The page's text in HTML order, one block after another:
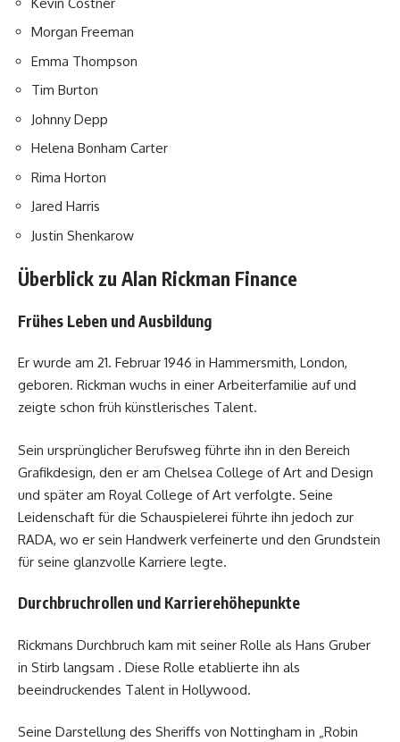
Morgan Freeman
Emma Thompson
Tim Burton
Johnny Depp
Helena Bonham Carter
Rima Horton
Jared Harris
Justin Shenkarow
Überblick zu Alan Rickman Finance
Frühes Leben und Ausbildung
Er wurde am 21. Februar 1946 in Hammersmith, London,
geboren. Rickman wuchs in einer Arbeiterfamilie auf und
zeigte schon früh künstlerisches Talent.
Sein ursprünglicher Berufsweg führte ihn in den Bereich
Grafikdesign, den er am Chelsea College of Art and Design
und später am Royal College of Art verfolgte. Seine
Leidenschaft für die Schauspielerei führte ihn jedoch zur
RADA, wo er sein Handwerk verfeinerte und den Grundstein
für seine glanzvolle Karriere legte.
Durchbruchrollen und Karrierehöhepunkte
Rickmans Durchbruch kam mit seiner Rolle als Hans Gruber
in Stirb langsam . Diese Rolle etablierte ihn als
beeindruckendes Talent in Hollywood.
Seine Darstellung des Sheriffs von Nottingham in „Robin